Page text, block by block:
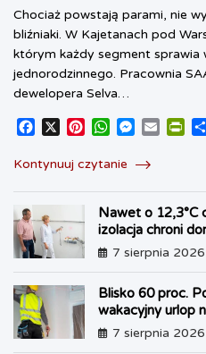
Chociaż powstają parami, nie
bliźniaki. W Kajetanach pod
którym każdy segment sprawia
jednorodzinnego. Pracownia
dewelopera Selva…
c
o
o
k
X
n
t
W
a
A
p
p
M
s
n
g
e
r
F
r
i
e
n
d
l
y
Kontynuuj czytanie
Nawet o 12,3°C
izolacja chroni
7 sierpnia 2026
Blisko 60 proc.
wakacyjny urlop
własnego lokum
7 sierpnia 2026